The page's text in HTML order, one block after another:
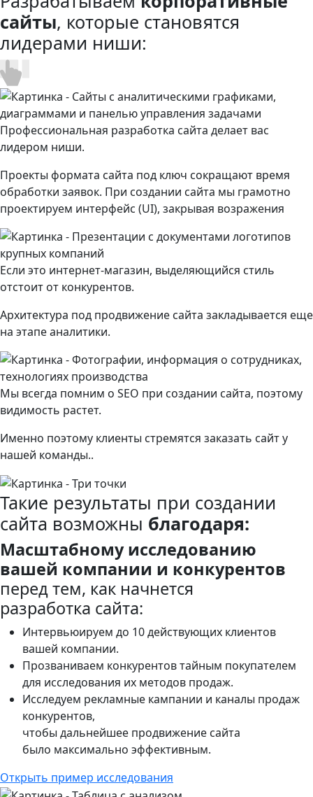
сайты, которые становятся
лидерами ниши:
Профессиональная разработка сайта делает вас
лидером ниши.
Проекты формата сайта под ключ сокращают время
обработки заявок. При создании сайта мы грамотно
проектируем интерфейс (UI), закрывая возражения
Если это интернет-магазин, выделяющийся стиль
отстоит от конкурентов.
Архитектура под продвижение сайта закладывается еще
на этапе аналитики.
Мы всегда помним о SEO при создании сайта, поэтому
видимость растет.
Именно поэтому клиенты стремятся заказать сайт у
нашей команды..
Такие результаты при создании
сайта возможны благодаря:
Масштабному исследованию
вашей компании и конкурентов
перед тем, как начнется
разработка сайта:
Интервьюируем до 10 действующих клиентов
вашей компании.
Прозваниваем конкурентов тайным покупателем
для исследования их методов продаж.
Исследуем рекламные кампании и каналы продаж
конкурентов,
чтобы дальнейшее продвижение сайта
было максимально эффективным.
Открыть пример исследования